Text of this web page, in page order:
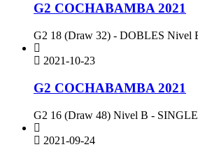
G2 COCHABAMBA 2021
G2 18 (Draw 32) - DOBLES Nivel
2021-10-23
G2 COCHABAMBA 2021
G2 16 (Draw 48) Nivel B -
2021-09-24